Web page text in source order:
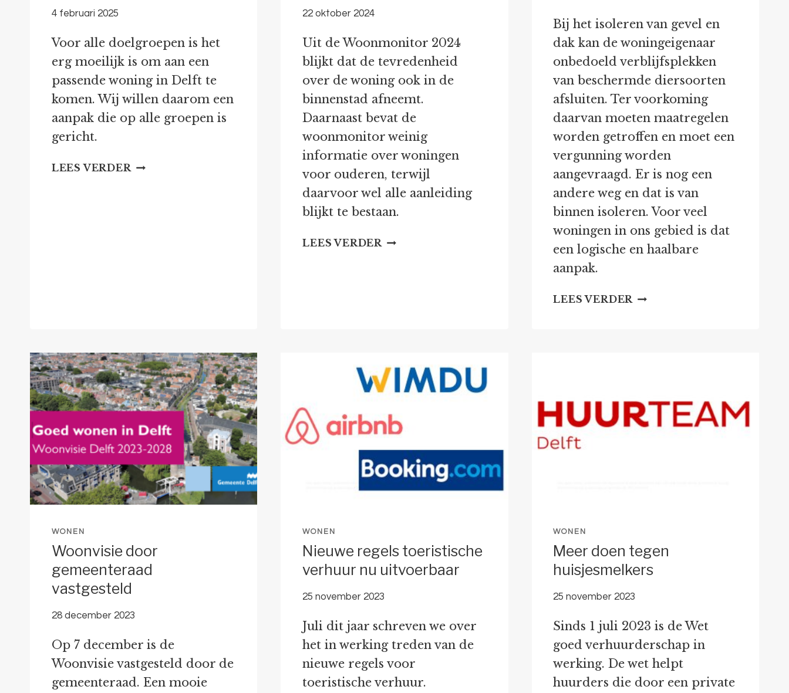
4 februari 2025
Voor alle doelgroepen is het
erg moeilijk is om aan een
passende woning in Delft te
komen. Wij willen daarom een
aanpak die op alle groepen is
gericht.
LEES VERDER GRAAG
22 oktober 2024
Uit de Woonmonitor 2024
blijkt dat de tevredenheid
over de woning ook in de
binnenstad afneemt.
Daarnaast bevat de
woonmonitor weinig
informatie over woningen
voor ouderen, terwijl
daarvoor wel alle aanleiding
blijkt te bestaan.
LEES VERDER IN
AF
Bij het isoleren van gevel en
dak kan de woningeigenaar
onbedoeld verblijfsplekken
van beschermde diersoorten
afsluiten. Ter voorkoming
daarvan moeten maatregelen
worden getroffen en moet een
vergunning worden
aangevraagd. Er is nog een
andere weg en dat is van
binnen isoleren. Voor veel
woningen in ons gebied is dat
een logische en haalbare
aanpak.
LEES VERDER WONING
WONEN
Woonvisie door
gemeenteraad
vastgesteld
28 december 2023
Op 7 december is de
Woonvisie vastgesteld door de
gemeenteraad. Een mooie
WONEN
Nieuwe regels toeristische
verhuur nu uitvoerbaar
25 november 2023
Juli dit jaar schreven we over
het in werking treden van de
nieuwe regels voor
toeristische verhuur.
WONEN
Meer doen tegen
huisjesmelkers
25 november 2023
Sinds 1 juli 2023 is de Wet
goed verhuurderschap in
werking. De wet helpt
huurders die door een private